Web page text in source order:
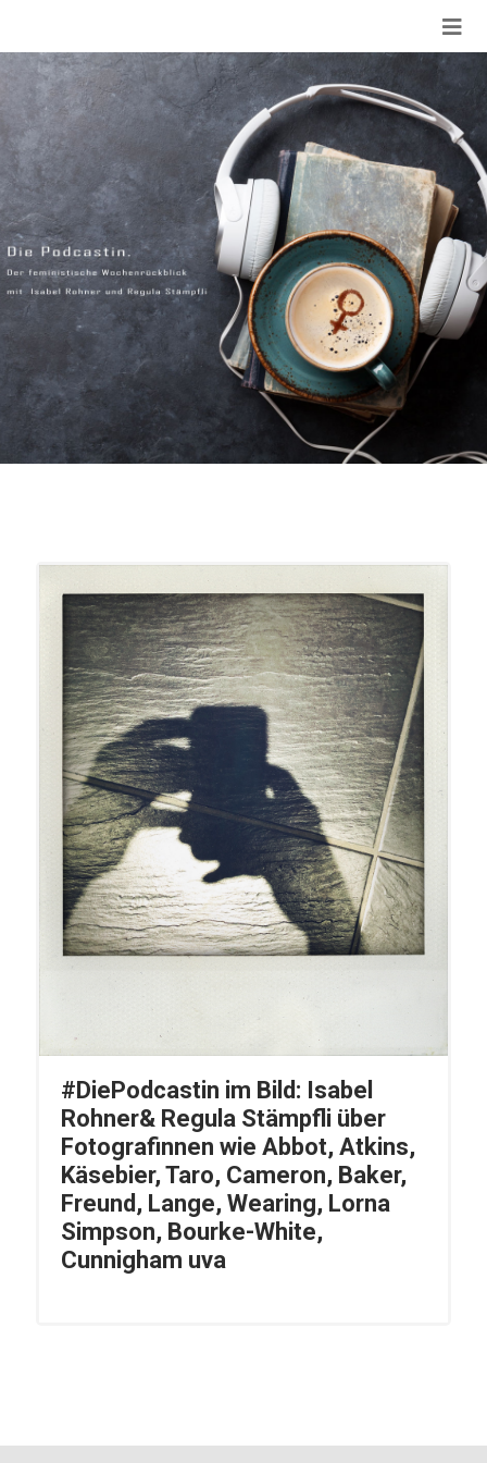
#DiePodcastin im Bild: Isabel
Rohner& Regula Stämpfli über
Fotografinnen wie Abbot, Atkins,
Käsebier, Taro, Cameron, Baker,
Freund, Lange, Wearing, Lorna
Simpson, Bourke-White,
Cunnigham uva